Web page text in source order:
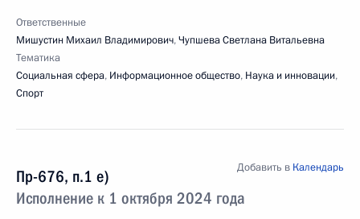
Ответственные
Мишустин Михаил Владимирович,Чупшева Светлана Витальевна
Тематика
Социальная сфера, Информационное общество, Наука и инновации,
Спорт
Пр-676, п.1 е)
Исполнение к 1 октября 2024 года
Добавить в Календарь